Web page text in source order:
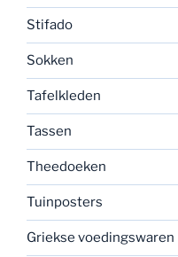
Stifado
Sokken
Tafelkleden
Tassen
Theedoeken
Tuinposters
Griekse voedingswaren